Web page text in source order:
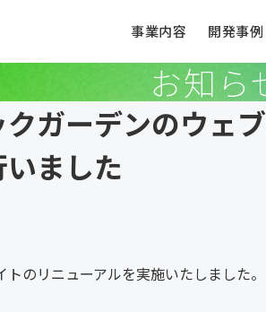
事業内容 開発事例
お知ら
クガーデンのウェ
ました
トのリニューアルを実施いたしました。